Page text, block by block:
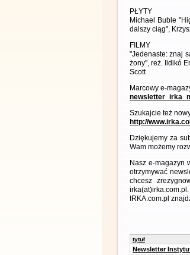
PŁYTY
Michael Buble
dalszy ciąg",
FILMY
"Jedenaste: znaj
żony", reż. Ildikó
Scott
Marcowy e-
Szukajcie też
http://
Dziękujemy za
Wam możemy
Nasz e-magazyn
otrzymywać
chcesz
IRKA.com.pl
tytuł
Newsletter